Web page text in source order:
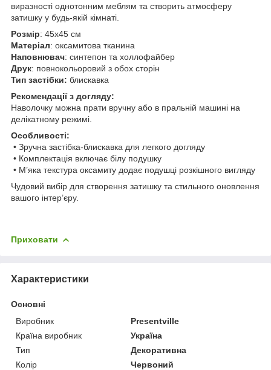
виразності однотонним меблям та створить атмосферу
затишку у будь-якій кімнаті.
Розмір: 45х45 см
Матеріал: оксамитова тканина
Наповнювач: синтепон та холлофайбер
Друк: повнокольоровий з обох сторін
Тип застібки: блискавка
Рекомендації з догляду:
Наволочку можна прати вручну або в пральній машині на
делікатному режимі.
Особливості:
• Зручна застібка-блискавка для легкого догляду
• Комплектація включає білу подушку
• М’яка текстура оксамиту додає подушці розкішного вигляду
Чудовий вибір для створення затишку та стильного оновлення
вашого інтер’єру.
Приховати
Характеристики
Основні
Виробник
Presentville
Країна виробник
Україна
Тип
Декоративна
Колір
Червоний